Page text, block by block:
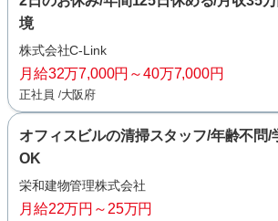
境
株式会社C-Link
月給32万7,000円～40万7,000円
正社員 大阪府
オフィスビルの清掃スタッフ/年齢不問/
OK
栄和建物管理株式会社
月給22万円～25万円